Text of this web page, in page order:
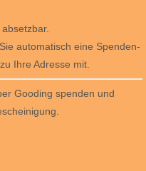
automatisch eine Spenden-
Ihre Adresse mit.
Gooding spenden und